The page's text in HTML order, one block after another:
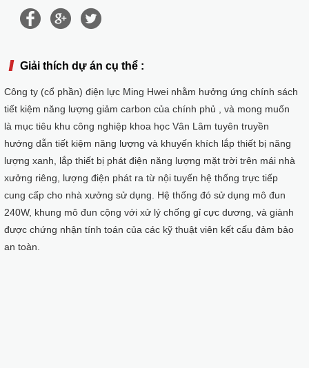
Về CHÚNG TÔI
Sản phẩm
Giá đỡ
Giải thích dự án cụ thể :
Công ty (cổ phần) điện lực Ming Hwei nhằm hưởng ứng chính sách
tiết kiệm năng lượng giảm carbon của chính phủ , và mong muốn
là mục tiêu khu công nghiệp khoa học Vân Lâm tuyên truyền
hướng dẫn tiết kiệm năng lượng và khuyến khích lắp thiết bị năng
lượng xanh, lắp thiết bị phát điện năng lượng mặt trời trên mái nhà
xưởng riêng, lượng điện phát ra từ nội tuyến hệ thống trực tiếp
cung cấp cho nhà xưởng sử dụng. Hệ thống đó sử dụng mô đun
240W, khung mô đun cộng với xử lý chống gỉ cực dương, và giành
được chứng nhận tính toán của các kỹ thuật viên kết cấu đảm bảo
an toàn.